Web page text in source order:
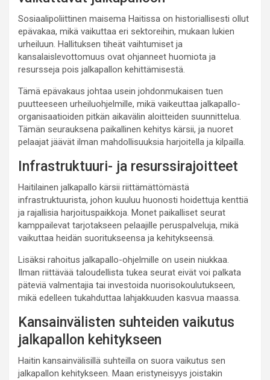
Sosiaalipoliittinen maisema Haitissa on historiallisesti ollut
epävakaa, mikä vaikuttaa eri sektoreihin, mukaan lukien
urheiluun. Hallituksen tiheät vaihtumiset ja
kansalaislevottomuus ovat ohjanneet huomiota ja
resursseja pois jalkapallon kehittämisestä.
Tämä epävakaus johtaa usein johdonmukaisen tuen
puutteeseen urheiluohjelmille, mikä vaikeuttaa jalkapallo-
organisaatioiden pitkän aikavälin aloitteiden suunnittelua.
Tämän seurauksena paikallinen kehitys kärsii, ja nuoret
pelaajat jäävät ilman mahdollisuuksia harjoitella ja kilpailla.
Infrastruktuuri- ja resurssirajoitteet
Haitilainen jalkapallo kärsii riittämättömästä
infrastruktuurista, johon kuuluu huonosti hoidettuja kenttiä
ja rajallisia harjoituspaikkoja. Monet paikalliset seurat
kamppailevat tarjotakseen pelaajille peruspalveluja, mikä
vaikuttaa heidän suoritukseensa ja kehitykseensä.
Lisäksi rahoitus jalkapallo-ohjelmille on usein niukkaa.
Ilman riittävää taloudellista tukea seurat eivät voi palkata
päteviä valmentajia tai investoida nuorisokoulutukseen,
mikä edelleen tukahduttaa lahjakkuuden kasvua maassa.
Kansainvälisten suhteiden vaikutus
jalkapallon kehitykseen
Haitin kansainvälisillä suhteilla on suora vaikutus sen
jalkapallon kehitykseen. Maan eristyneisyys joistakin